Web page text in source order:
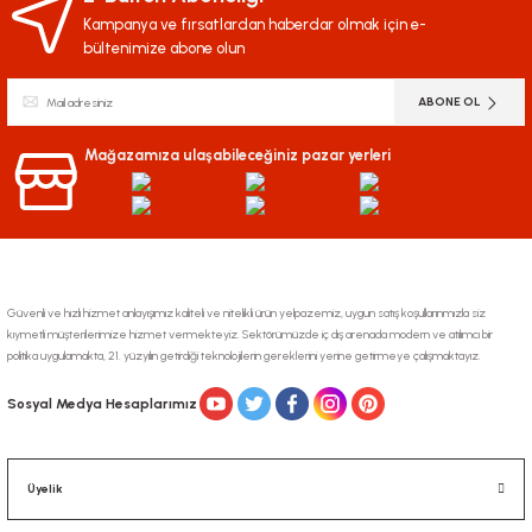
Kampanya ve fırsatlardan haberdar olmak için e-
bültenimize abone olun
ABONE OL
Mağazamıza ulaşabileceğiniz pazar yerleri
Güvenli ve hızlı hizmet anlayışımız kaliteli ve nitelikli ürün yelpazemiz, uygun satış koşullarınmızla siz
kıymetli müşterilerimize hizmet vermekteyiz. Sektörümüzde iç dış arenada modern ve atılımcı bir
politika uygulamakta, 21. yüzyılın getirdiği teknolojilerin gereklerini yerine getirmeye çalışmaktayız.
Sosyal Medya Hesaplarımız
Üyelik